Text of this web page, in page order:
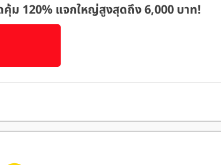
ม 120% แจกใหญ่สูงสุดถึง 6,000 บาท!